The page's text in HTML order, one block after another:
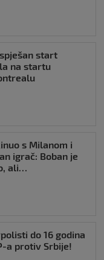
start
na startu
s Milanom i
igrač: Boban je
ali…
do 16 godina
a protiv Srbije!